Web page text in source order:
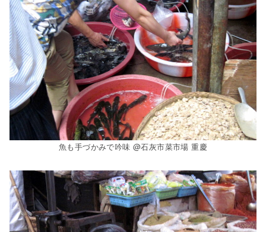
魚も手づかみで吟味 @石灰市菜市場 重慶